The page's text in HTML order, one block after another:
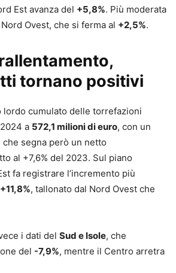
Est avanza del +5,8%. Più moderata
Ovest, che si ferma al +2,5%.
tornano positivi
lordo cumulato delle torrefazioni
a 572,1 milioni di euro, con un
che segna però un netto
al +7,6% del 2023. Sul piano
fa registrare l’incremento più
+11,8%, tallonato dal Nord Ovest che
i dati del Sud e Isole, che
del -7,9%, mentre il Centro arretra